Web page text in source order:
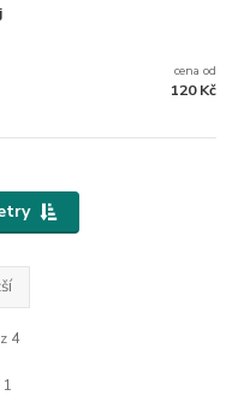
cena od
120 Kč
4
1